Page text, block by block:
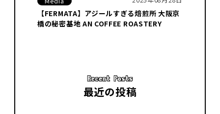
【FERMATA】アジールすぎる焙煎所 大阪京
橋の秘密基地 AN COFFEE ROASTERY
最近の投稿